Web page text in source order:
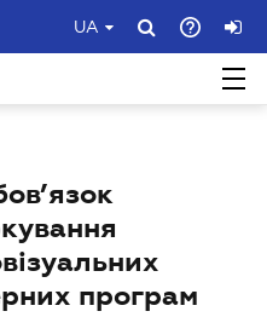
UA
програм